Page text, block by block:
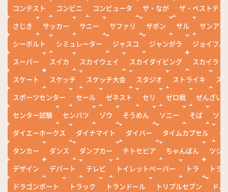
コンテスト
コンビニ コンピュータ ザ・なが
ザ・ベストテン
さじき
サッカー サニー サファリ ザボン サル
サンアイ
シーボルト
シミュレーター ジャスコ ジャンがラ
ジョイフル
スーパー
スイカ スカイウェイ スカイダイビング
スカイラン
スケート
スケッチ スケッチ大会 スタジオ ストライキ
ス
スポーツセンター
セール ゼネスト セリ ゼロ戦
ぜんざい
センター試験
センバツ ゾウ そうめん ソニー そば
ソ
ダイエーホークス
ダイナマイト ダイバー タイムカプセル
タ
タンカー
ダンス ダンプカー チトセピア ちゃんぽん
ツシ
デザイン
デパート テレビ トイレットペーパー トラ
トラ
ドラゴンボート
トラック トランドール トリプルセブン
ド